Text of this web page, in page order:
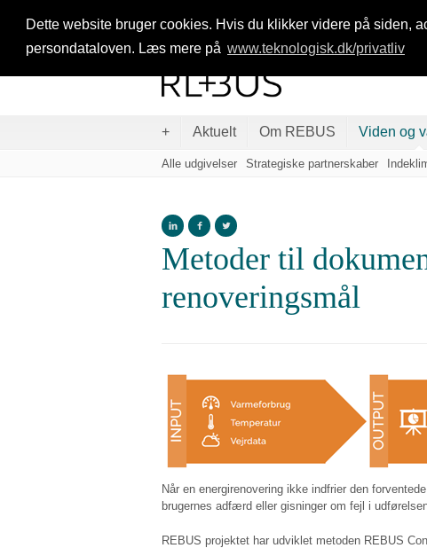
Dette website bruger cookies. Hvis du klikker videre på siden,
persondataloven. Læs mere på www.teknologisk.dk/privatliv
+ Aktuelt Om REBUS Viden og
Alle udgivelser Strategiske partnerskaber
Metoder til
renoveringsmål
Når en energirenovering ikke indfrier den
brugernes adfærd eller gisninger om fejl i
REBUS projektet har udviklet metoden REBUS